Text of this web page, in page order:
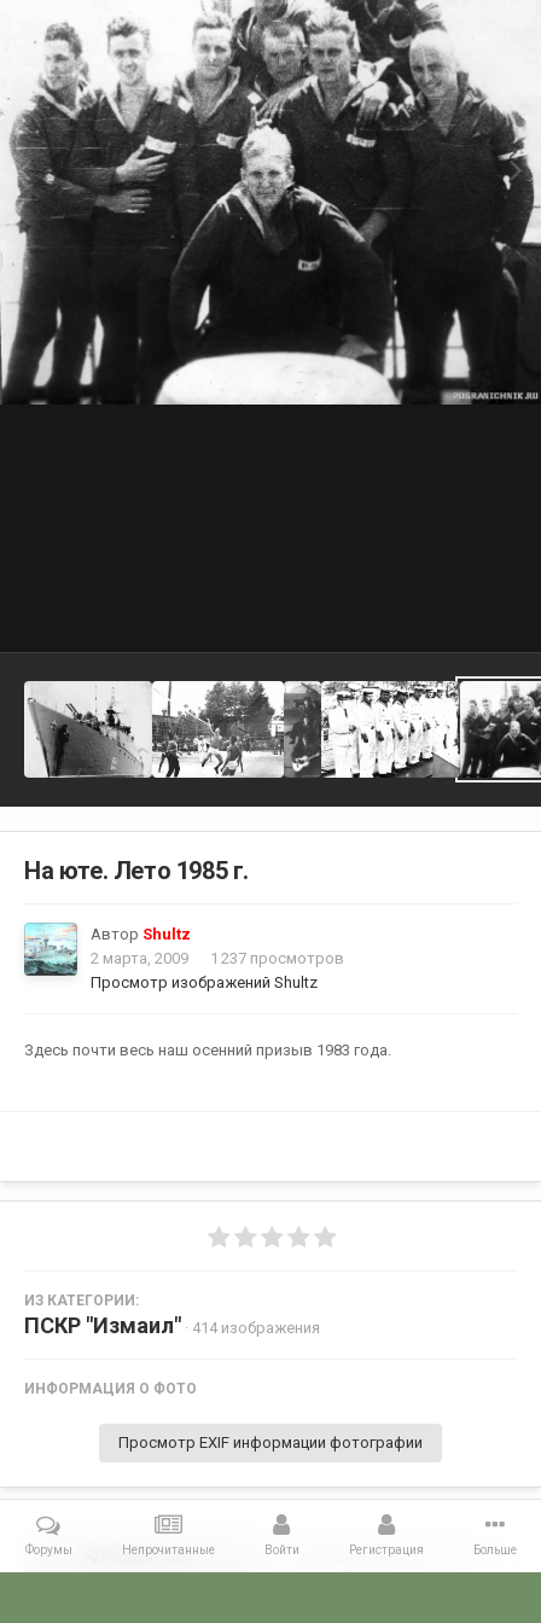
На юте. Лето 1985 г.
Автор Shultz
2 марта, 2009
1 237 просмотров
Просмотр изображений Shultz
Здесь почти весь наш осенний призыв 1983 года.
ИЗ КАТЕГОРИИ:
ПСКР "Измаил" · 414 изображения
ИНФОРМАЦИЯ О ФОТО
Просмотр EXIF информации фотографии
Поделиться Подписчики 0
Форумы Непрочитанные Войти Регистрация Больше